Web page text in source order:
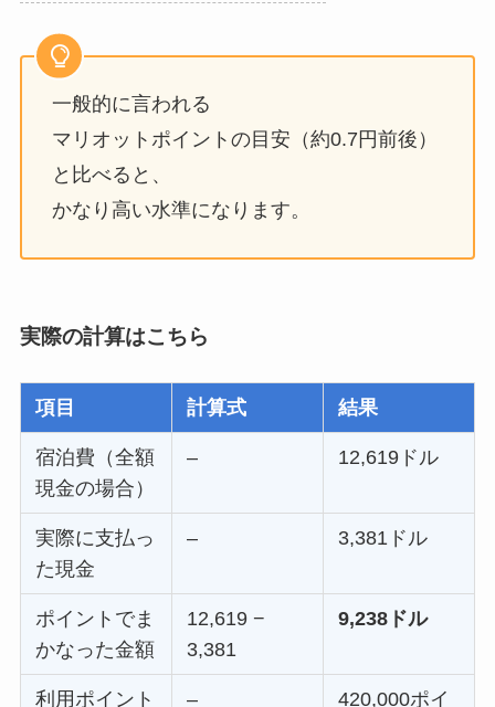
一般的に言われる
マリオットポイントの目安（約0.7円前後）
と比べると、
かなり高い水準になります。
実際の計算はこちら
項目 計算式 結果
宿泊費（全額
現金の場合）
– 12,619ドル
実際に支払っ
た現金
– 3,381ドル
ポイントでま
かなった金額
12,619 −
3,381
9,238ドル
利用ポイント
–
420,000ポイ